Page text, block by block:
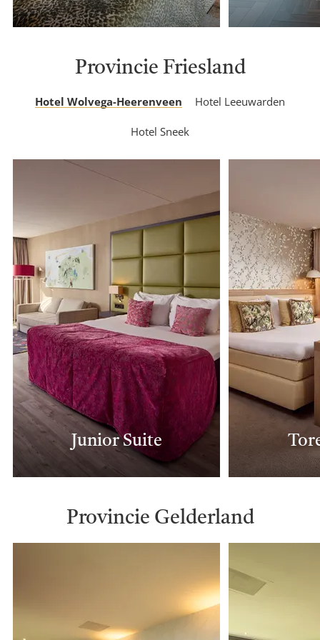
Provincie Friesland
Hotel Wolvega-Heerenveen Hotel Leeuwarden
Hotel Sneek
Junior Suite
Provincie Gelderland